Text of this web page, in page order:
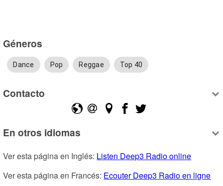
Géneros
Dance Pop Reggae Top 40
Contacto
En otros idiomas
Ver esta página en Inglés: Listen Deep3 Radio online
Ver esta página en Francés: Ecouter Deep3 Radio en ligne